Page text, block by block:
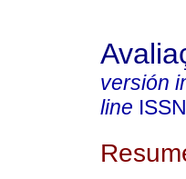
versión
line ISSN